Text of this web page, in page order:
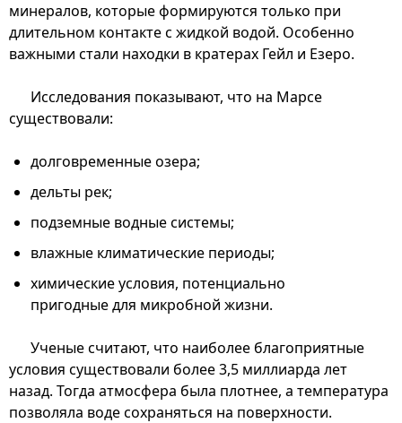
минералов, которые формируются только при
длительном контакте с жидкой водой. Особенно
важными стали находки в кратерах Гейл и Езеро.
Исследования показывают, что на Марсе
существовали:
долговременные озера;
дельты рек;
подземные водные системы;
влажные климатические периоды;
химические условия, потенциально
пригодные для микробной жизни.
Ученые считают, что наиболее благоприятные
условия существовали более 3,5 миллиарда лет
назад. Тогда атмосфера была плотнее, а температура
позволяла воде сохраняться на поверхности.